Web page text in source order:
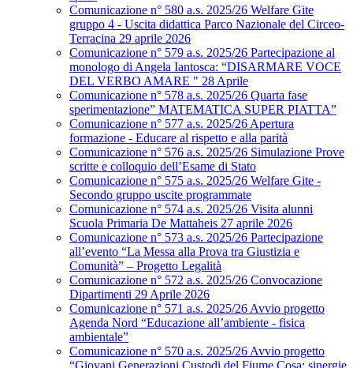
Comunicazione n° 580 a.s. 2025/26 Welfare Gite
gruppo 4 - Uscita didattica Parco Nazionale del Circeo-
Terracina 29 aprile 2026
Comunicazione n° 579 a.s. 2025/26 Partecipazione al
monologo di Angela Iantosca: “DISARMARE VOCE
DEL VERBO AMARE " 28 Aprile
Comunicazione n° 578 a.s. 2025/26 Quarta fase
sperimentazione” MATEMATICA SUPER PIATTA”
Comunicazione n° 577 a.s. 2025/26 Apertura
formazione - Educare al rispetto e alla parità
Comunicazione n° 576 a.s. 2025/26 Simulazione Prove
scritte e colloquio dell’Esame di Stato
Comunicazione n° 575 a.s. 2025/26 Welfare Gite -
Secondo gruppo uscite programmate
Comunicazione n° 574 a.s. 2025/26 Visita alunni
Scuola Primaria De Mattaheis 27 aprile 2026
Comunicazione n° 573 a.s. 2025/26 Partecipazione
all’evento “La Messa alla Prova tra Giustizia e
Comunità” – Progetto Legalità
Comunicazione n° 572 a.s. 2025/26 Convocazione
Dipartimenti 29 Aprile 2026
Comunicazione n° 571 a.s. 2025/26 Avvio progetto
Agenda Nord “Educazione all’ambiente - fisica
ambientale”
Comunicazione n° 570 a.s. 2025/26 Avvio progetto